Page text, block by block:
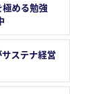
極める勉強
ステナ経営